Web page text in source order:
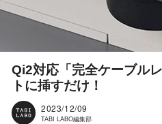
Qi2対応「完全ケーブル
トに挿すだけ！
2023/12/09
TABI LABO編集部